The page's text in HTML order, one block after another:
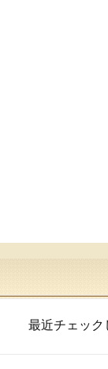
最近チェック